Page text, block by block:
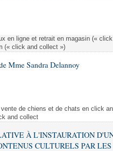
lois
en ligne et retrait en magasin («
(« click and collect »)
Mme Sandra Delannoy
de chiens et de chats en click
and collect
À L'INSTAURATION
CULTURELS PAR LES